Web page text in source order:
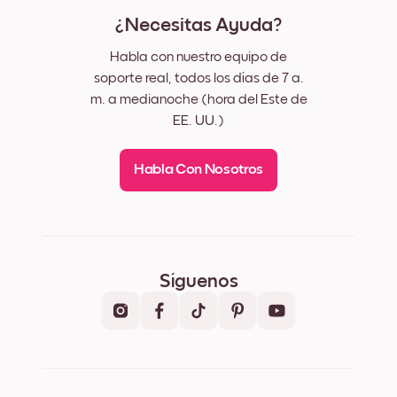
¿Necesitas Ayuda?
Habla con nuestro equipo de
soporte real, todos los días de 7 a.
m. a medianoche (hora del Este de
EE. UU.)
Habla Con Nosotros
Síguenos